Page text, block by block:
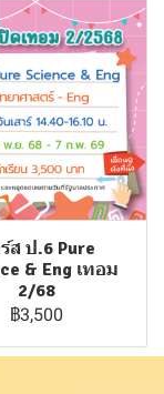
ส ป.6 Pure
& Eng เทอม
2/68
฿3,500